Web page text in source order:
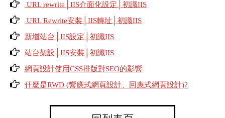
URL rewrite│IIS介面化設定│初識IIS
URL Rewrite安裝│IIS轉址│初識IIS
新增站台│IIS設定│初識IIS
站台架設│IIS安裝│初識IIS
網頁設計使用CSS排版對SEO的影響
什麼是RWD (響應式網頁設計、回應式網頁設計)?